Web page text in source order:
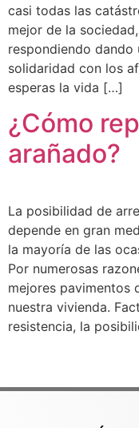
casi todas las
mejor de la
respondiendo dando
solidaridad con los
esperas la vida […]
¿Cómo
arañado?
La posibilidad de
depende en gran
la mayoría de las
Por numerosas
mejores pavimentos
nuestra vivienda.
resistencia, la